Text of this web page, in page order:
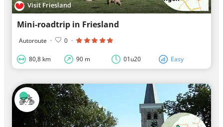
Visit Friesland
Mini-roadtrip in Friesland
Autoroute · 0 ·
80,8 km 90 m 01u20 Easy